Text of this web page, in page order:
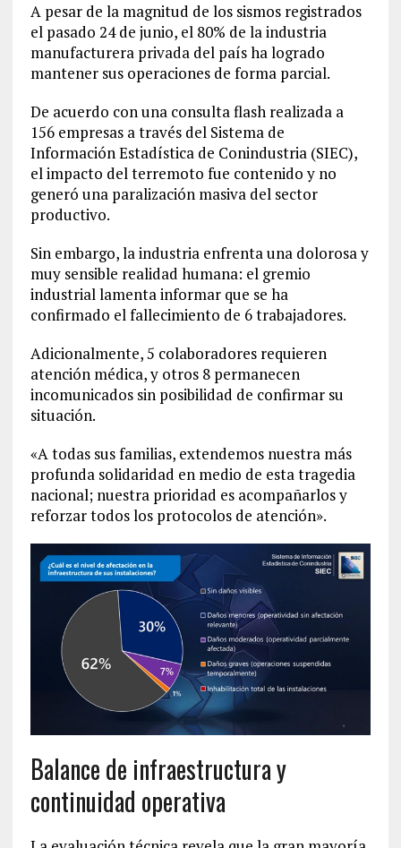
A pesar de la magnitud de los sismos registrados
el pasado 24 de junio, el 80% de la industria
manufacturera privada del país ha logrado
mantener sus operaciones de forma parcial.
De acuerdo con una consulta flash realizada a
156 empresas a través del Sistema de
Información Estadística de Conindustria (SIEC),
el impacto del terremoto fue contenido y no
generó una paralización masiva del sector
productivo.
Sin embargo, la industria enfrenta una dolorosa y
muy sensible realidad humana: el gremio
industrial lamenta informar que se ha
confirmado el fallecimiento de 6 trabajadores.
Adicionalmente, 5 colaboradores requieren
atención médica, y otros 8 permanecen
incomunicados sin posibilidad de confirmar su
situación.
«A todas sus familias, extendemos nuestra más
profunda solidaridad en medio de esta tragedia
nacional; nuestra prioridad es acompañarlos y
reforzar todos los protocolos de atención».
Balance de infraestructura y
continuidad operativa